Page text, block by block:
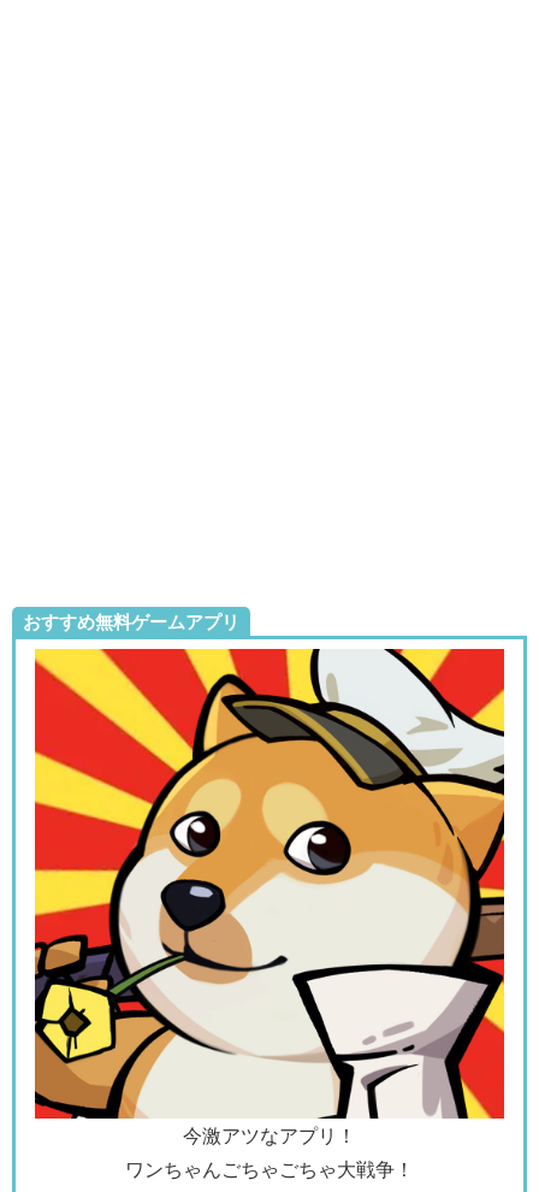
おすすめ無料ゲームアプリ
今激アツなアプリ！
ワンちゃんごちゃごちゃ大戦争！